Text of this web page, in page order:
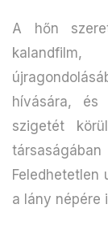
A hőn
hívására, és
szigetét
Feledhetetlen
a lány népére